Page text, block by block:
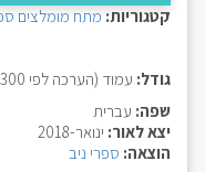
קטגוריות: מתח מומלצים
גודל: עמוד (הערכה לפי 300 מילה בעמוד)
שפה: עברית
יצא לאור: ינואר-2018
הוצאה: ספרי ניב